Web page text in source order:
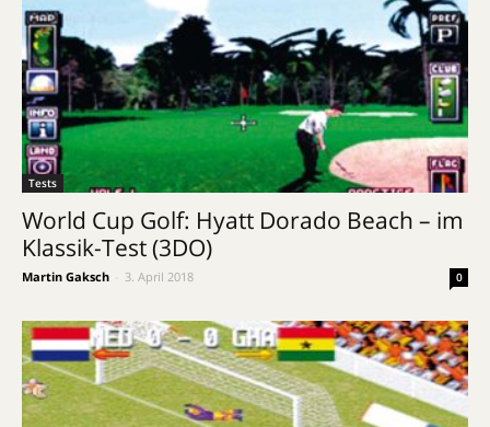
Tests
World Cup Golf: Hyatt Dorado Beach – im
Klassik-Test (3DO)
Martin Gaksch 3. April 2018 0